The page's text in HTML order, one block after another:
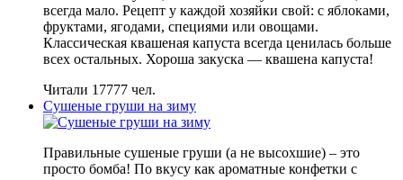
всегда мало. Рецепт у каждой хозяйки свой: с яблоками,
фруктами, ягодами, специями или овощами.
Классическая квашеная капуста всегда ценилась больше
всех остальных. Хороша закуска — квашена капуста!
Читали 17777 чел.
Сушеные груши на зиму
Правильные сушеные груши (а не высохшие) – это
просто бомба! По вкусу как ароматные конфетки с